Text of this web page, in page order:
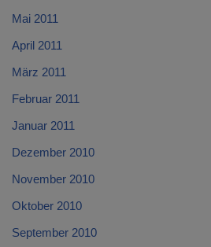
Mai 2011
April 2011
März 2011
Februar 2011
Januar 2011
Dezember 2010
November 2010
Oktober 2010
September 2010